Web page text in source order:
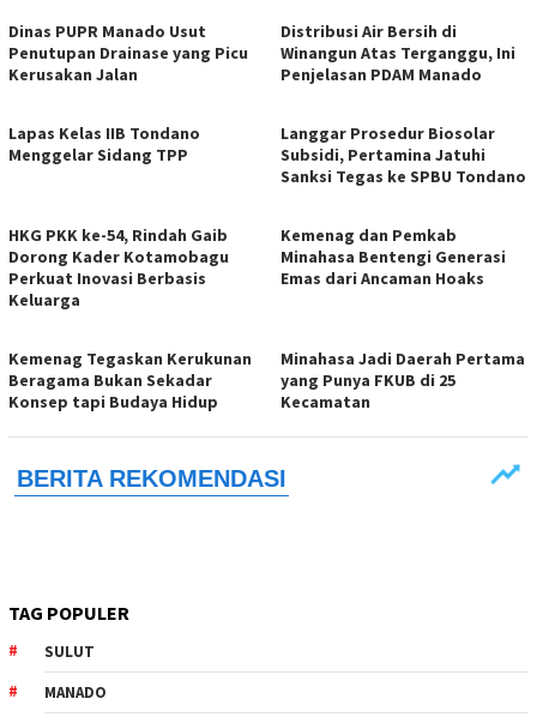
Dinas PUPR Manado Usut
Penutupan Drainase yang Picu
Kerusakan Jalan
Distribusi Air Bersih di
Winangun Atas Terganggu, Ini
Penjelasan PDAM Manado
Lapas Kelas IIB Tondano
Menggelar Sidang TPP
Langgar Prosedur Biosolar
Subsidi, Pertamina Jatuhi
Sanksi Tegas ke SPBU Tondano
HKG PKK ke-54, Rindah Gaib
Dorong Kader Kotamobagu
Perkuat Inovasi Berbasis
Keluarga
Kemenag dan Pemkab
Minahasa Bentengi Generasi
Emas dari Ancaman Hoaks
Kemenag Tegaskan Kerukunan
Beragama Bukan Sekadar
Konsep tapi Budaya Hidup
Minahasa Jadi Daerah Pertama
yang Punya FKUB di 25
Kecamatan
TAG POPULER
SULUT
MANADO